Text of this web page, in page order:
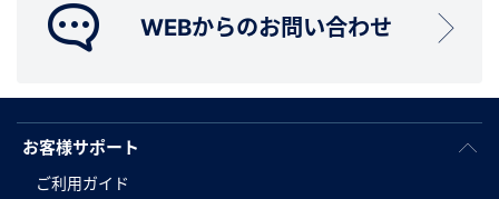
WEBからのお問い合わせ
お客様サポート
ご利用ガイド